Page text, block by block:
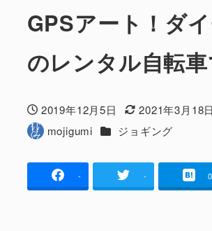
GPSアート！ダ
のレンタル自転
投稿日
2019年12月5日
更新日
2021年3月18日
著
者
mojigumi カテゴリー
ジョギング
- - 0